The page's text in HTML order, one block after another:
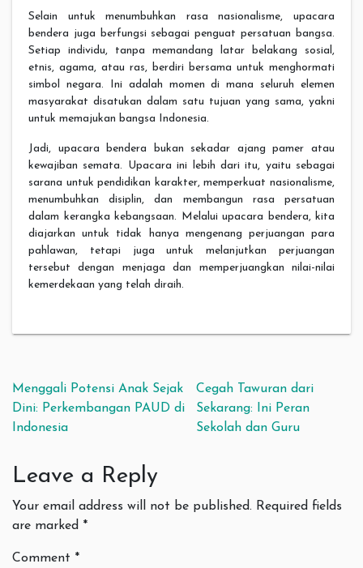
Selain untuk menumbuhkan rasa nasionalisme, upacara
bendera juga berfungsi sebagai penguat persatuan bangsa.
Setiap individu, tanpa memandang latar belakang sosial,
etnis, agama, atau ras, berdiri bersama untuk menghormati
simbol negara. Ini adalah momen di mana seluruh elemen
masyarakat disatukan dalam satu tujuan yang sama, yakni
untuk memajukan bangsa Indonesia.
Jadi, upacara bendera bukan sekadar ajang pamer atau
kewajiban semata. Upacara ini lebih dari itu, yaitu sebagai
sarana untuk pendidikan karakter, memperkuat nasionalisme,
menumbuhkan disiplin, dan membangun rasa persatuan
dalam kerangka kebangsaan. Melalui upacara bendera, kita
diajarkan untuk tidak hanya mengenang perjuangan para
pahlawan, tetapi juga untuk melanjutkan perjuangan
tersebut dengan menjaga dan memperjuangkan nilai-nilai
kemerdekaan yang telah diraih.
Post navigation
Menggali Potensi Anak Sejak
Dini: Perkembangan PAUD di
Indonesia
Cegah Tawuran dari
Sekarang: Ini Peran
Sekolah dan Guru
Leave a Reply
Your email address will not be published. Required fields
are marked *
Comment *